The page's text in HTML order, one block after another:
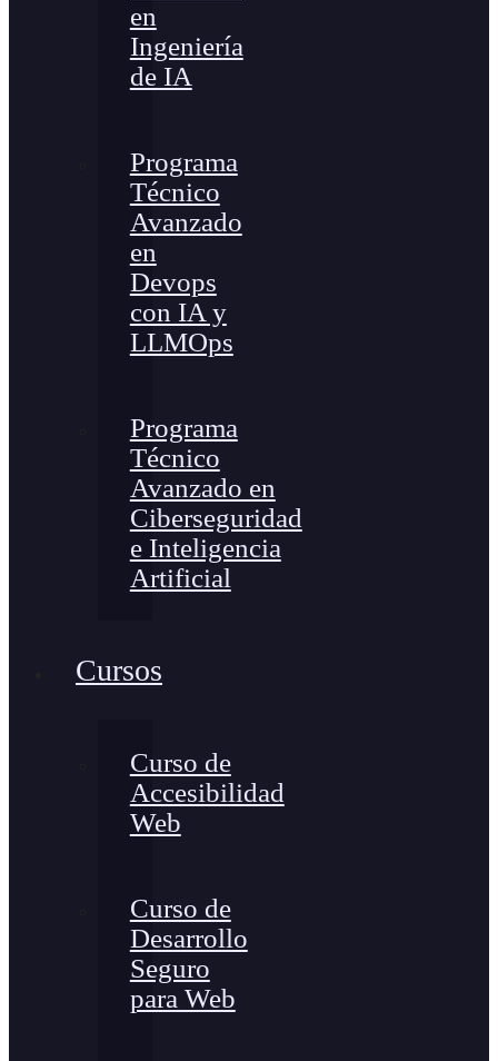
en
Ingeniería
de IA
Programa
Técnico
Avanzado
en
Devops
con IA y
LLMOps
Programa
Técnico
Avanzado en
Ciberseguridad
e Inteligencia
Artificial
Cursos
Curso de
Accesibilidad
Web
Curso de
Desarrollo
Seguro
para Web